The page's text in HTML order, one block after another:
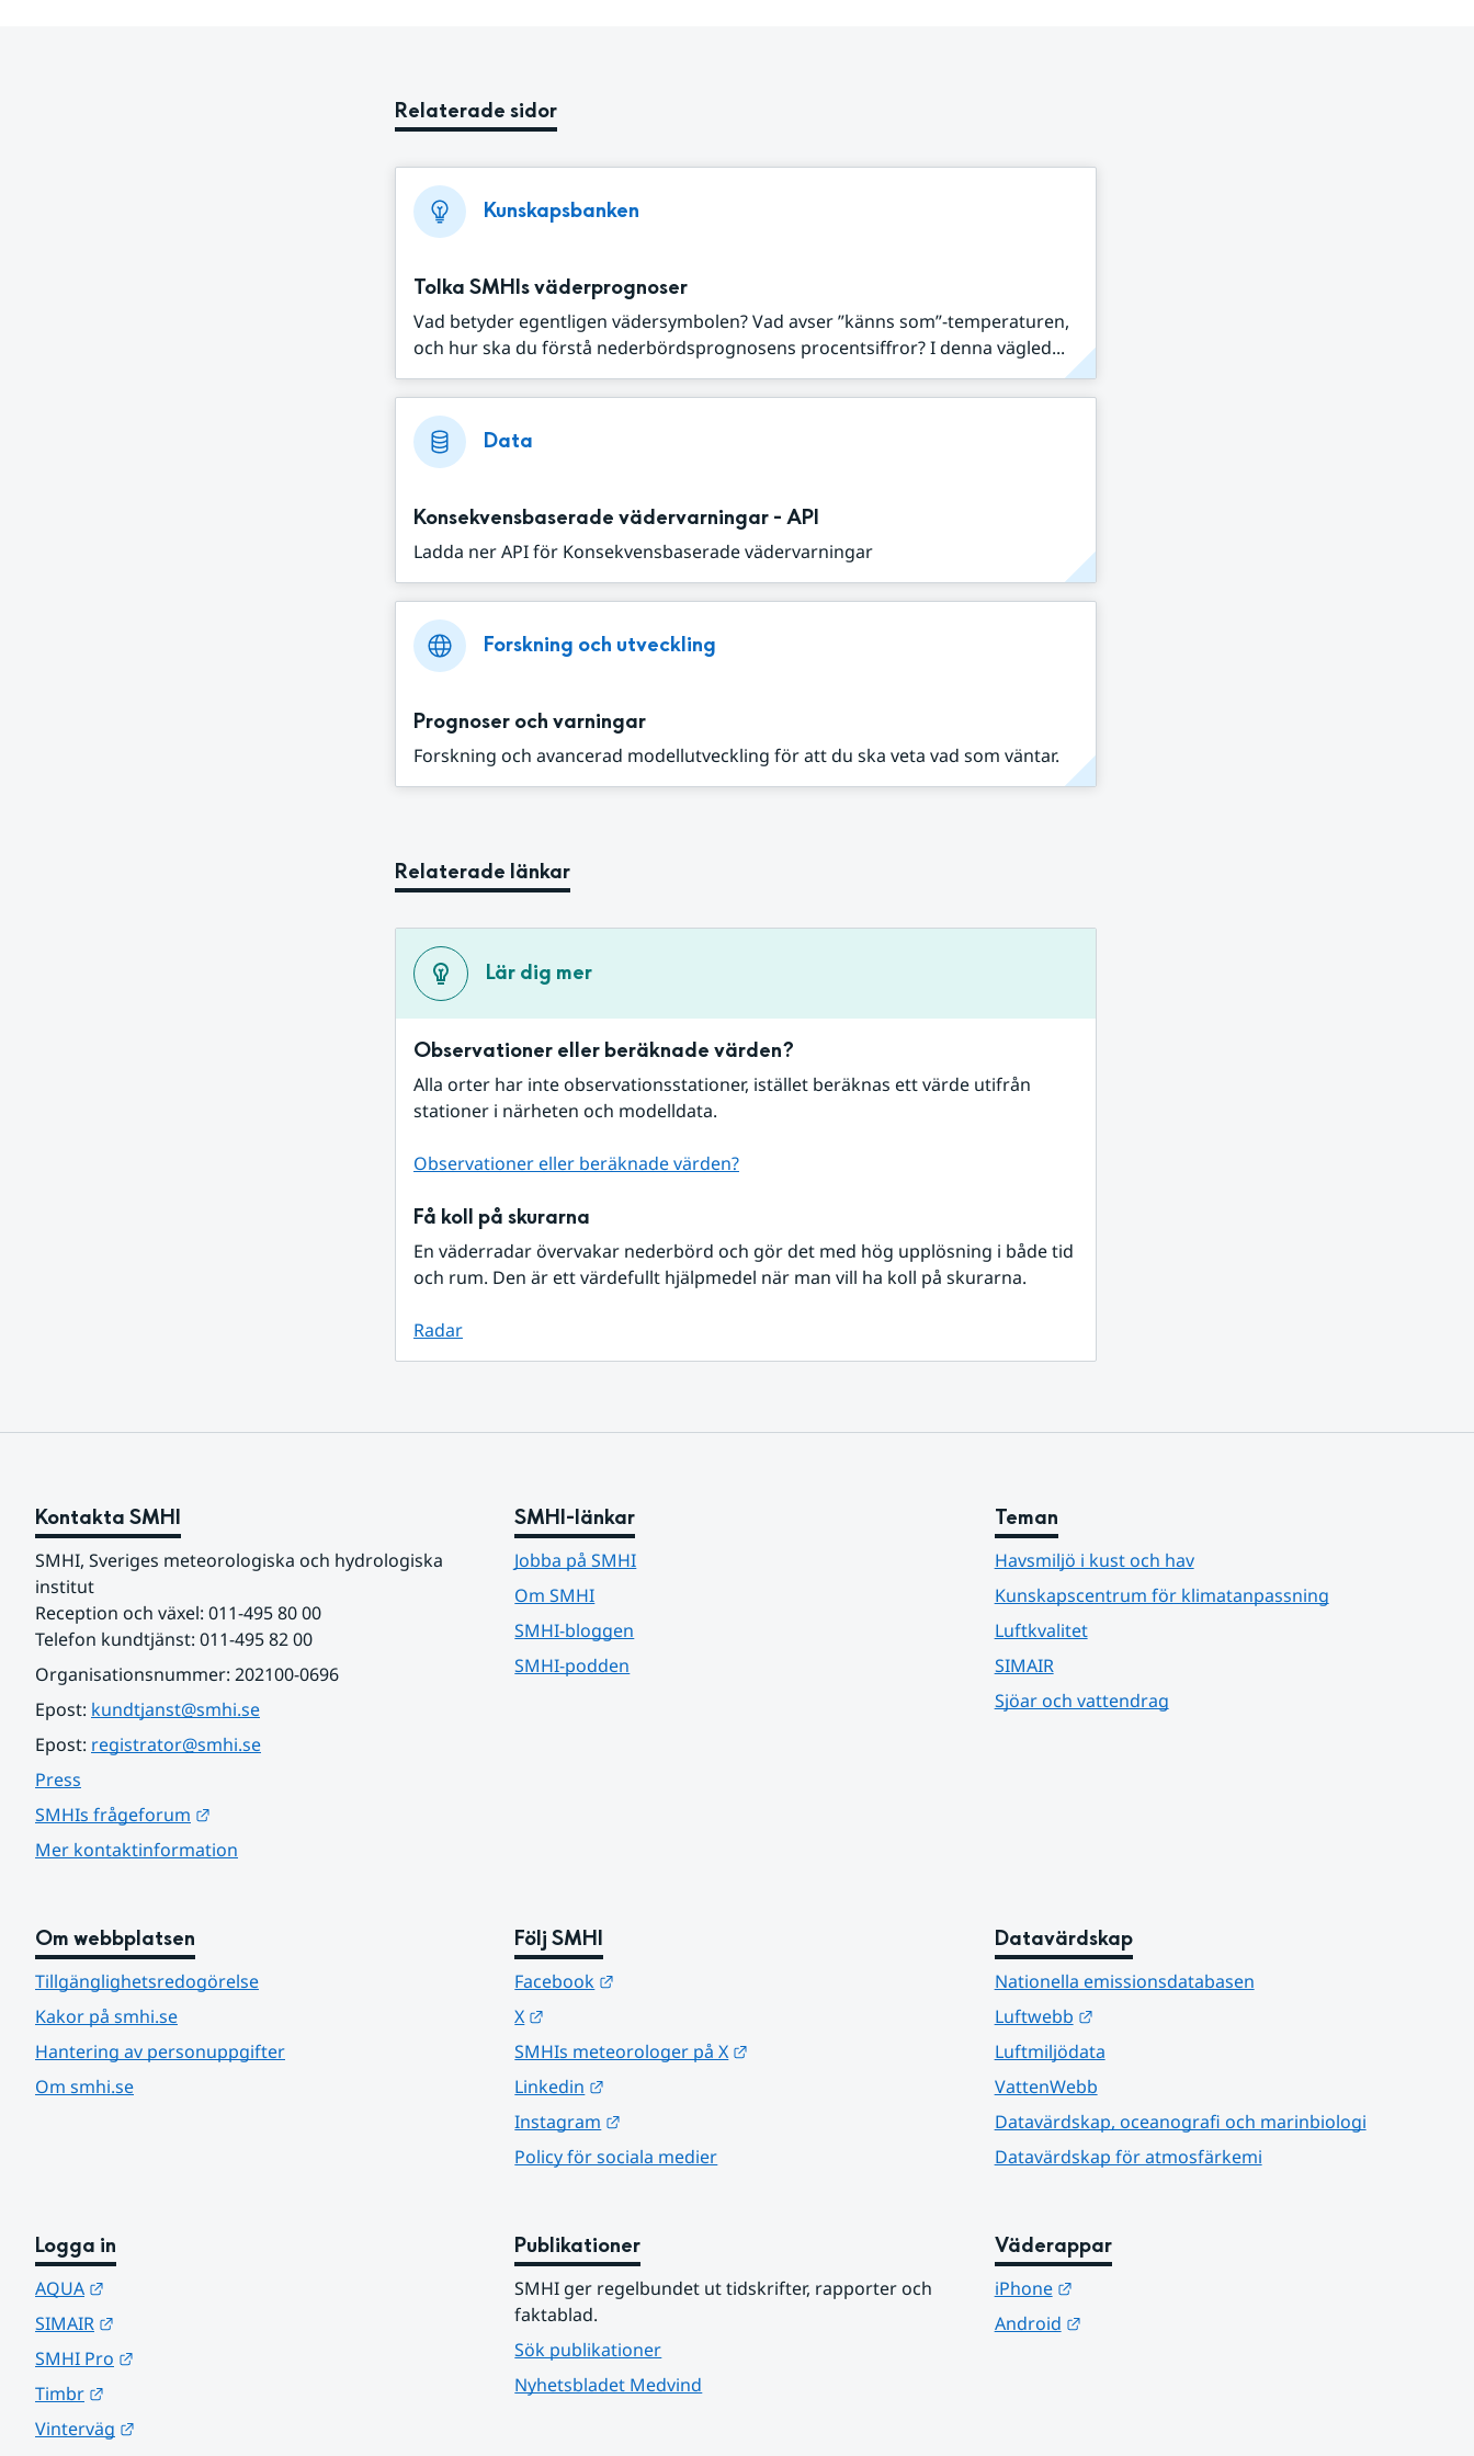
Relaterade sidor
Kunskapsbanken
Tolka SMHIs väderprognoser
Vad betyder egentligen vädersymbolen? Vad avser ”känns som”-temperaturen,
och hur ska du förstå nederbördsprognosens procentsiffror? I denna vägled...
Data
Konsekvensbaserade vädervarningar - API
Ladda ner API för Konsekvensbaserade vädervarningar
Forskning och utveckling
Prognoser och varningar
Forskning och avancerad modellutveckling för att du ska veta vad som väntar.
Relaterade länkar
Lär dig mer
Observationer eller beräknade värden?
Alla orter har inte observationsstationer, istället beräknas ett värde utifrån
stationer i närheten och modelldata.
Observationer eller beräknade värden?
Få koll på skurarna
En väderradar övervakar nederbörd och gör det med hög upplösning i både tid
och rum. Den är ett värdefullt hjälpmedel när man vill ha koll på skurarna.
Radar
Kontakta SMHI
SMHI, Sveriges meteorologiska och hydrologiska
institut
Reception och växel: 011-495 80 00
Telefon kundtjänst: 011-495 82 00
Organisationsnummer: 202100-0696
Epost: kundtjanst@smhi.se
Epost: registrator@smhi.se
Press
SMHIs frågeforum
Mer kontaktinformation
SMHI-länkar
Jobba på SMHI
Om SMHI
SMHI-bloggen
SMHI-podden
Teman
Havsmiljö i kust och hav
Kunskapscentrum för klimatanpassning
Luftkvalitet
SIMAIR
Sjöar och vattendrag
Om webbplatsen
Tillgänglighetsredogörelse
Kakor på smhi.se
Hantering av personuppgifter
Om smhi.se
Följ SMHI
Facebook
X
SMHIs meteorologer på X
Linkedin
Instagram
Policy för sociala medier
Datavärdskap
Nationella emissionsdatabasen
Luftwebb
Länk till annan webbplats.
Luftmiljödata
VattenWebb
Datavärdskap, oceanografi och marinbiologi
Datavärdskap för atmosfärkemi
Logga in
AQUA
SIMAIR
SMHI Pro
Timbr
Vinterväg
Publikationer
SMHI ger regelbundet ut tidskrifter, rapporter och
faktablad.
Sök publikationer
Nyhetsbladet Medvind
Väderappar
iPhone
Länk till annan webbplats.
Android
Länk till annan webbplats.